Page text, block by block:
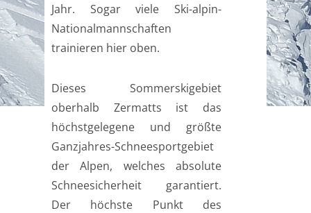
Jahr. Sogar viele Ski-alpin-
Nationalmannschaften
trainieren hier oben.
Dieses Sommerskigebiet
oberhalb Zermatts ist das
höchstgelegene und größte
Ganzjahres-Schneesportgebiet
der Alpen, welches absolute
Schneesicherheit garantiert.
Der höchste Punkt des